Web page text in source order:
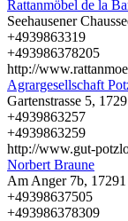
Rattanmöbel de la
Seehausener
+4939863319
+493986378205
http://
Agrargesellschaft
Gartenstrasse 5,
+4939863257
+4939863259
http://www.gut-
Norbert Braune
Am Anger 7b, 17291
+49398637505
+493986378309